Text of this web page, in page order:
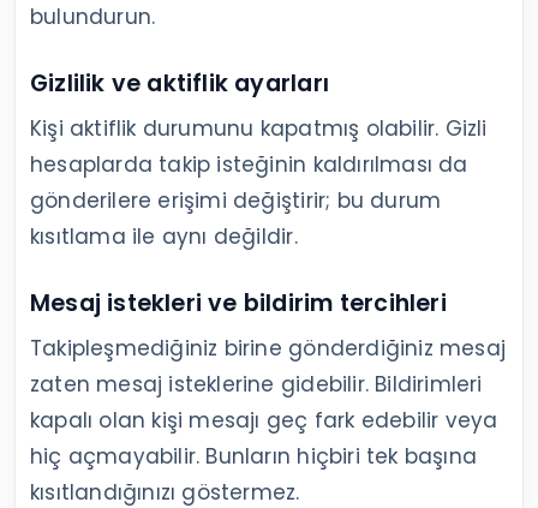
bulundurun.
Gizlilik ve aktiflik ayarları
Kişi aktiflik durumunu kapatmış olabilir. Gizli
hesaplarda takip isteğinin kaldırılması da
gönderilere erişimi değiştirir; bu durum
kısıtlama ile aynı değildir.
Mesaj istekleri ve bildirim tercihleri
Takipleşmediğiniz birine gönderdiğiniz mesaj
zaten mesaj isteklerine gidebilir. Bildirimleri
kapalı olan kişi mesajı geç fark edebilir veya
hiç açmayabilir. Bunların hiçbiri tek başına
kısıtlandığınızı göstermez.